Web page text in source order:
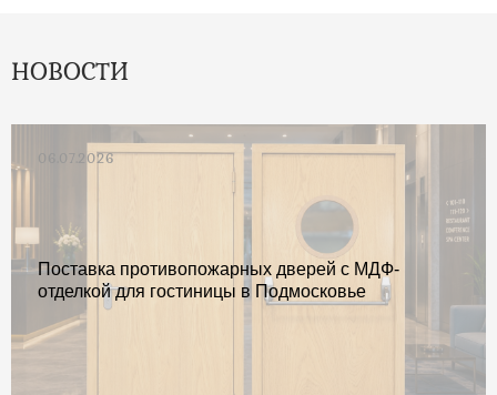
НОВОСТИ
06.07.2026
Поставка противопожарных дверей с МДФ-
отделкой для гостиницы в Подмосковье